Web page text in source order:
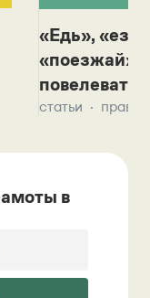
«Едь»,
«поезжай»?
повелевать
статьи
в